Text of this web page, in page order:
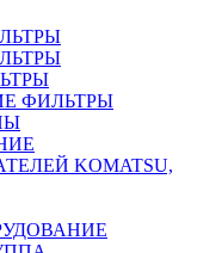
ФИЛЬТРЫ
KOMATSU,